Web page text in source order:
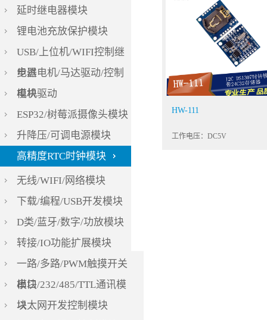
延时继电器模块
锂电池充放保护模块
USB/上位机/WIFI控制继
电器
步进电机/马达驱动/控制
模块
电机驱动
ESP32/树莓派摄像头模块
升降压/可调电源模块
高精度RTC时钟模块
无线/WIFI/网络模块
下载/编程/USB开发模块
D类/蓝牙/数字/功放模块
转接/IO功能扩展模块
一路/多路/PWM触摸开关
模块
串口/232/485/TTL通讯模
块
以太网开发控制模块
HW-111
工作电压：DC5V